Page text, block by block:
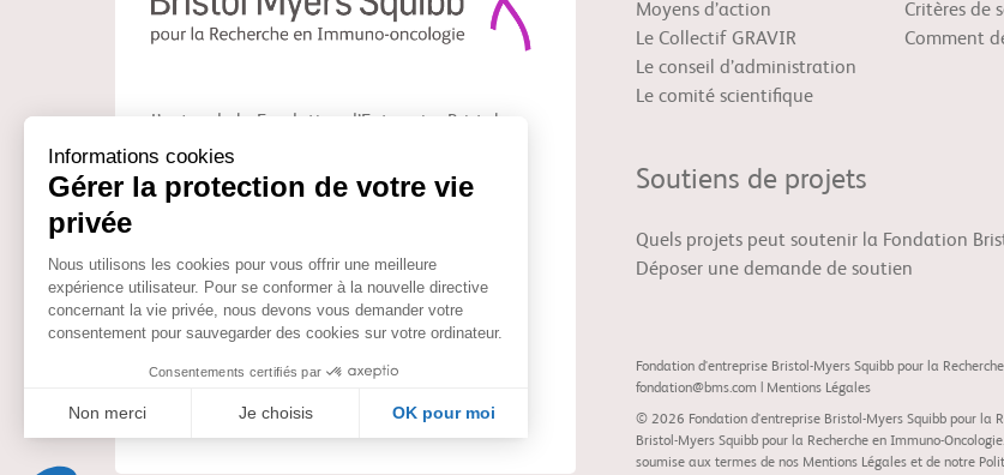
L’enjeu de la Fondation d’Entreprise Bristol
Myers Squibb pour la Recherche en immuno-
oncologie est de soutenir et faciliter le travail
des chercheurs français dans le domaine de
Moyens d’action
Le Collectif GRAVIR
Le conseil d’administration
Le comité scientifique
Critères de
Comment
Soutiens de projets
Quels projets peut soutenir la Fondation
Déposer une demande de soutien
Fondation d'entreprise Bristol-Myers Squibb pour la
fondation@bms.com
Mentions Légales
© 2026 Fondation d'entreprise Bristol-Myers Squibb pour la
Bristol-Myers Squibb pour la Recherche en Immuno-
soumise aux termes de nos Mentions Légales et de notre